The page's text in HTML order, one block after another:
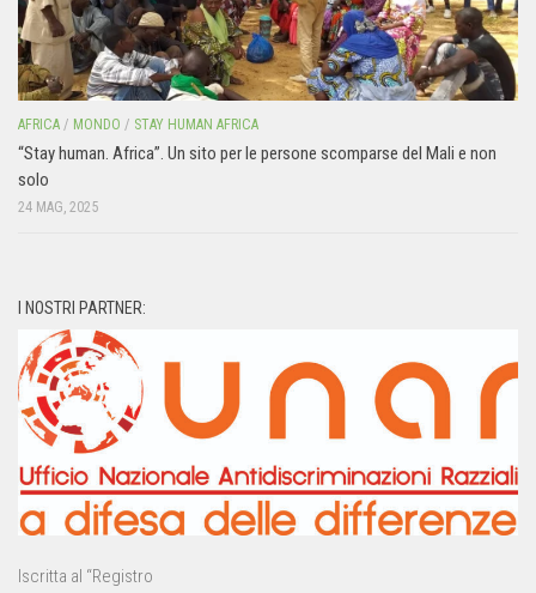
AFRICA / MONDO / STAY HUMAN AFRICA
“Stay human. Africa”. Un sito per le persone scomparse del Mali e non
solo
24 MAG, 2025
I NOSTRI PARTNER:
Iscritta al “Registro